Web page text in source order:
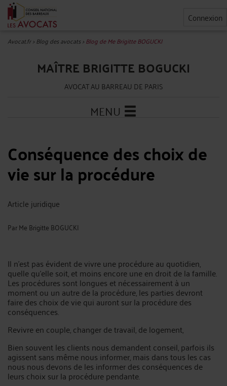
Connexion
Avocat.fr>Blog des avocats>Blog de Me Brigitte BOGUCKI
MAÎTRE BRIGITTE BOGUCKI
AVOCAT AU BARREAU DE PARIS
MENU
Conséquence des choix de
vie sur la procédure
Article juridique
ParMe Brigitte BOGUCKI
Il n'est pas évident de vivre une procédure au quotidien,
quelle qu'elle soit, et moins encore une en droit de la famille.
Les procédures sont longues et nécessairement à un
moment ou un autre de la procédure, les parties devront
faire des choix de vie qui auront sur la procédure des
conséquences.
Revivre en couple, changer de travail, de logement,
Bien souvent les clients nous demandent conseil, parfois ils
agissent sans même nous informer, mais dans tous les cas
nous nous devons de les informer des conséquences de
leurs choix sur la procédure pendante.